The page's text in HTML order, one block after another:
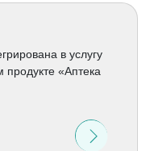
в услугу
продукте «Аптека